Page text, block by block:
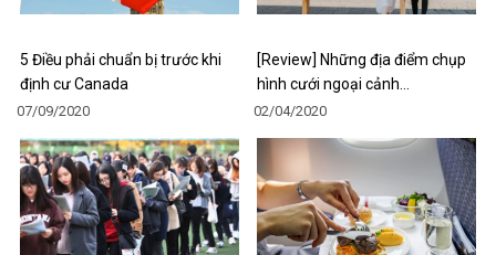
5 Điều phải chuẩn bị trước khi
định cư Canada
07/09/2020
[Review] Những địa điểm chụp
hình cưới ngoại cảnh…
02/04/2020